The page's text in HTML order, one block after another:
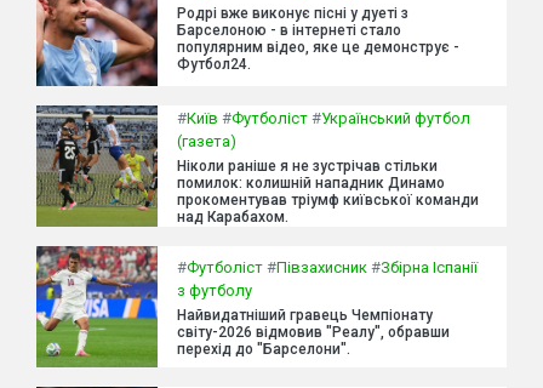
Родрі вже виконує пісні у дуеті з
Барселоною - в інтернеті стало
популярним відео, яке це демонструє -
Футбол24.
#Київ #Футболіст #Український футбол
(газета)
Ніколи раніше я не зустрічав стільки
помилок: колишній нападник Динамо
прокоментував тріумф київської команди
над Карабахом.
#Футболіст #Півзахисник #Збірна Іспанії
з футболу
Найвидатніший гравець Чемпіонату
світу-2026 відмовив "Реалу", обравши
перехід до "Барселони".